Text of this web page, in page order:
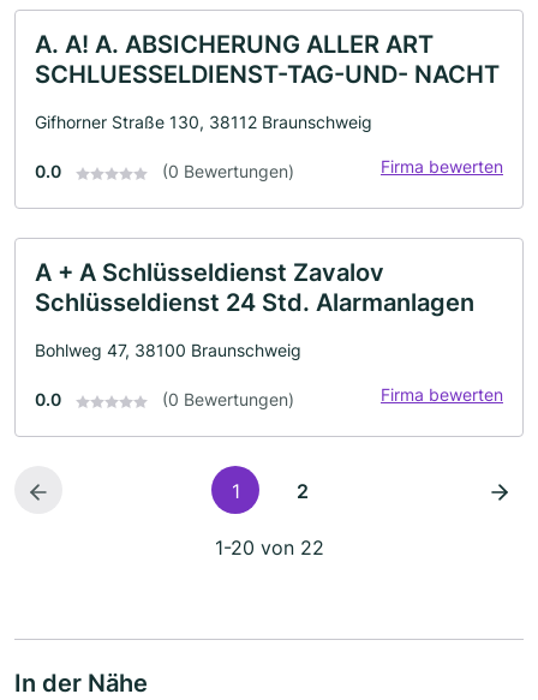
A. A! A. ABSICHERUNG ALLER ART
SCHLUESSELDIENST-TAG-UND- NACHT
Gifhorner Straße 130, 38112 Braunschweig
0.0 (0 Bewertungen) Firma bewerten
A + A Schlüsseldienst Zavalov
Schlüsseldienst 24 Std. Alarmanlagen
Bohlweg 47, 38100 Braunschweig
0.0 (0 Bewertungen) Firma bewerten
1 2
1-20 von 22
In der Nähe